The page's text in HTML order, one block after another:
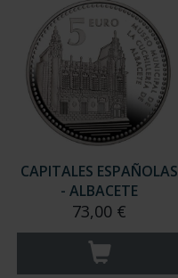
CAPITALES ESPAÑOLAS
- ALBACETE
73,00 €